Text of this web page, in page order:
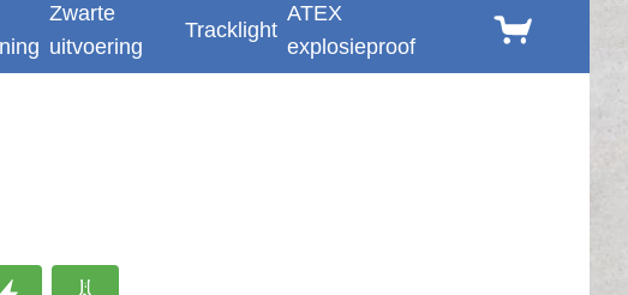
Zwarte
uitvoering
Tracklight
ATEX
explosieproof
Winkelwagen